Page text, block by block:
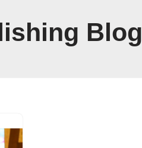
Blog